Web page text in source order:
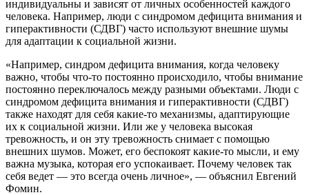
индивидуальны и зависят от личных особенностей каждого
человека. Например, люди с синдромом дефицита внимания и
гиперактивности (СДВГ) часто используют внешние шумы
для адаптации к социальной жизни.
«Например, синдром дефицита внимания, когда человеку
важно, чтобы что-то постоянно происходило, чтобы внимание
постоянно переключалось между разными объектами. Люди с
синдромом дефицита внимания и гиперактивности (СДВГ)
также находят для себя какие-то механизмы, адаптирующие
их к социальной жизни. Или же у человека высокая
тревожность, и он эту тревожность снимает с помощью
внешних шумов. Может, его беспокоят какие-то мысли, и ему
важна музыка, которая его успокаивает. Почему человек так
себя ведет — это всегда очень личное», — объяснил Евгений
Фомин.